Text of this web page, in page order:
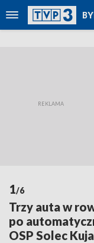
1/6
Trzy auta w
po
OSP Solec